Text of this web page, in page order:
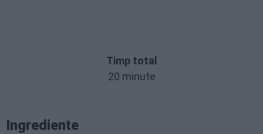
Timp total
20 minute
Ingrediente